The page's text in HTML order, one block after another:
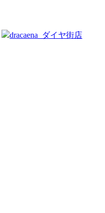
dracaena_ダイヤ街店